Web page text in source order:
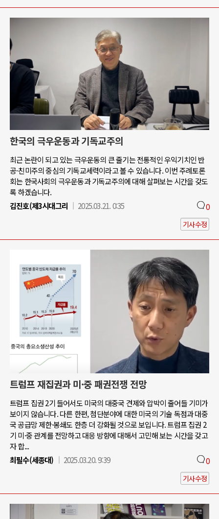
한국의 극우운동과 기독교주의
최근 논란이 되고 있는 극우운동의 큰 줄기는 전통적인 우익기치인 반
공-친미주의 중심의 기독교세력이라고 볼 수 있습니다. 이번 주례토론
회는 한국사회의 극우운동과 기독교주의에 대해 살펴보는 시간을 갖도
록 하겠습니다.
김진호(제3시대그리
2025.03.21. 0:35 0
기사수정
트럼프 재집권과 미·중 패권전쟁 전망
트럼프 집권 2기 들어서도 미국의 대중국 견제와 압박이 줄어들 기미가
보이지 않습니다. 다른 한편, 첨단분야에 대한 미국의 기술 독점과 대중
국 공급망 제한·봉쇄도 한층 더 강화될 것으로 보입니다. 트럼프 집권 2
기 미·중 관계를 전망하고 대응 방향에 대해서 고민해 보는 시간을 갖고
자 합...
최필수(세종대)
2025.03.20. 9:39 0
기사수정